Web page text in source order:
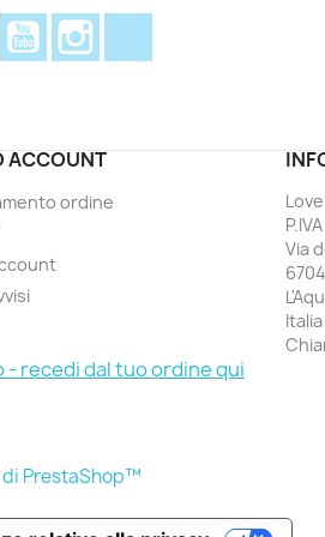
FacebookYouTube
ACCOUNT
ordine
Via
Italia
- recedi dal tuo ordine qui
PrestaShop™